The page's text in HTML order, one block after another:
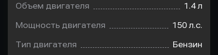
Объем двигателя 1.4 л
Мощность двигателя 150 л.с.
Тип двигателя Бензин